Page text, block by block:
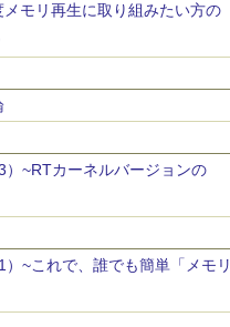
メモリ再生に取り組みたい方の
）~RTカーネルバージョンの
）~これで、誰でも簡単「メモリ